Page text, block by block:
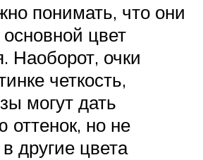
понимать, что они
цвет
Наоборот, очки
четкость,
могут дать
оттенок, но не
другие цвета